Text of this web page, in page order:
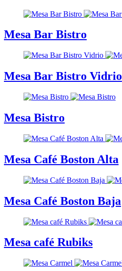
Mesa Bar Bistro
Mesa Bar Bistro Vidrio
Mesa Bistro
Mesa Café Boston Alta
Mesa Café Boston Baja
Mesa café Rubiks